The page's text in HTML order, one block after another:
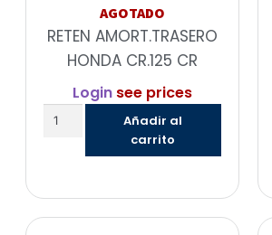
AGOTADO
RETEN AMORT.TRASERO
HONDA CR.125 CR
Loginsee prices
Añadir al
carrito